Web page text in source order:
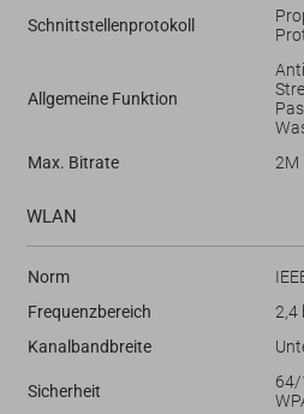
Schnittstellenprotokoll
Allgemeine Funktion
Max. Bitrate
2M
WLAN
Norm
Frequenzbereich
2,4
Kanalbandbreite
Sicherheit
64/